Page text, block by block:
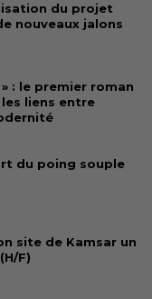
du projet
nouveaux jalons
: le premier roman
les liens entre
du poing souple
site de Kamsar un
F)